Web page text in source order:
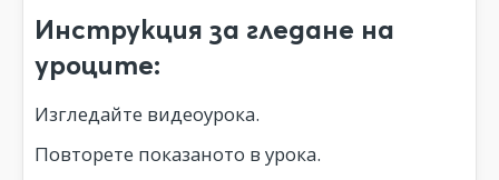
Инструкция за гледане на
уроците:
Изгледайте видеоурока.
Повторете показаното в урока.